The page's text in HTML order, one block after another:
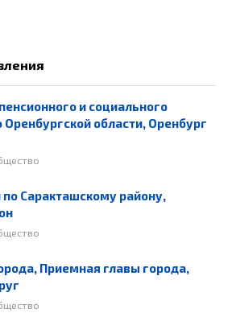
и социального
области, Оренбург
Саракташскому району,
Приемная главы города,